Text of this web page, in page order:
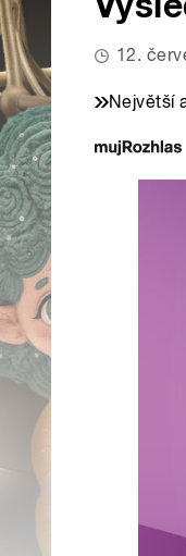
12.
Největší